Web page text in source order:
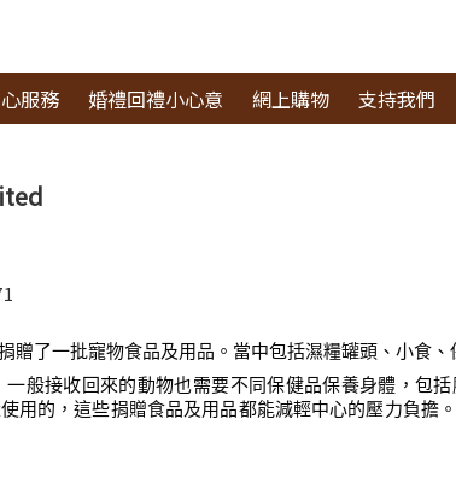
服務 婚禮回禮小心意 網上購物 支持我們
了一批寵物食品及用品。當中包括濕糧罐頭、小食、
般接收回來的動物也需要不同保健品保養身體，包
用的，這些捐贈食品及用品都能減輕中心的壓力負擔